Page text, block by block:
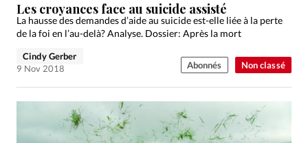
Non classé
Les croyances face au suicide assisté
La hausse des demandes d’aide au suicide est-elle liée à la perte
de la foi en l’au-delà? Analyse. Dossier: Après la mort
Cindy Gerber
9 Nov 2018
Abonnés